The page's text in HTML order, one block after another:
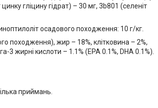
гліцину гідрат) – 30 мг, 3b801 (селеніт
осадового походження: 10 г/кг.
походження), жир – 18%, клітковина – 2%,
3 жирні кислоти – 1.1% (EPA 0.1%, DHA 0.1%).
приймань.